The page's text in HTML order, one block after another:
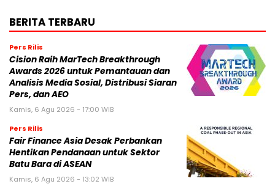
BERITA TERBARU
Pers Rilis
Cision Raih MarTech Breakthrough
Awards 2026 untuk Pemantauan dan
Analisis Media Sosial, Distribusi Siaran
Pers, dan AEO
Kamis, 6 Agu 2026 - 17:00 WIB
Pers Rilis
Fair Finance Asia Desak Perbankan
Hentikan Pendanaan untuk Sektor
Batu Bara di ASEAN
Kamis, 6 Agu 2026 - 13:02 WIB